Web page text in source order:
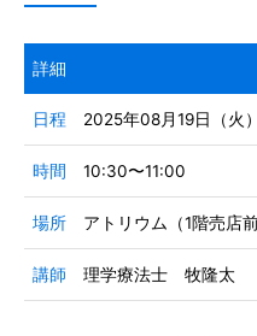
詳細
日程 2025年08月19日（火）
時間 10:30〜11:00
場所 アトリウム（1階売店
講師 理学療法士 牧隆太